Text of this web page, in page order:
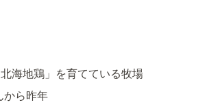
海地鶏」を育てている牧場
から昨年